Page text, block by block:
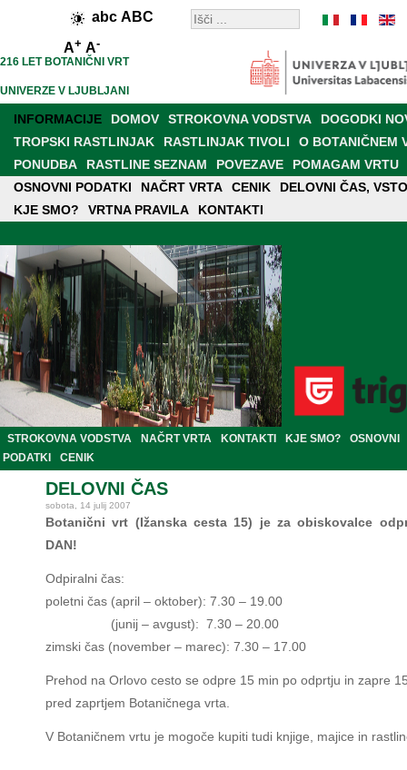
abc ABC
A+ A-
216 LET BOTANIČNI VRT
UNIVERZE V LJUBLJANI
INFORMACIJE
OSNOVNI PODATKI NAČRT VRTA CENIK
DELOVNI ČAS,
KJE SMO?
VRTNA PRAVILA KONTAKTI
DOMOV STROKOVNA VODSTVA
DOGODKI
TROPSKI RASTLINJAK
RASTLINJAK TIVOLI
O BOTANIČNEM
PONUDBA
RASTLINE SEZNAM POVEZAVE
POMAGAM VRTU
PRODAJALNA
RAZISKAVE IN DELOVANJE
BOT. VRT V
MREŽA BOT. VRTOV IN ARBORETUMOV
STROKOVNA VODSTVA NAČRT VRTA KONTAKTI KJE SMO?
OSNOVNI
PODATKI
CENIK
DELOVNI ČAS
sobota, 14 julij 2007
Botanični vrt (Ižanska cesta 15) je za obiskovalce
DAN!
Odpiralni čas:
poletni čas (april – oktober): 7.30 – 19.00
(junij – avgust): 7.30 – 20.00
zimski čas (november – marec): 7.30 – 17.00
Prehod na Orlovo cesto se odpre 15 min po odprtju in zapre
pred zaprtjem Botaničnega vrta.
V Botaničnem vrtu je mogoče kupiti tudi knjige, majice in